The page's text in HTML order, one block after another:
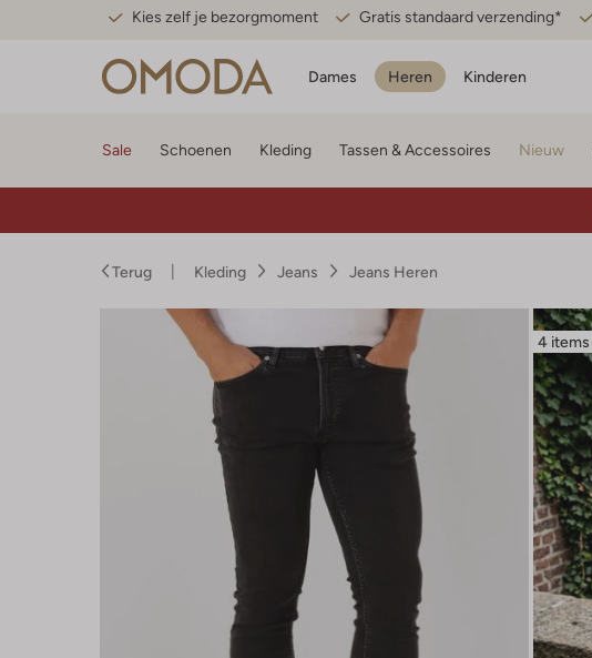
Kies zelf je bezorgmoment Gratis standaard verzending*
Dames Heren Kinderen
Sale Schoenen Kleding Tassen & Accessoires Nieuw
Terug Kleding Jeans Jeans Heren
4 items